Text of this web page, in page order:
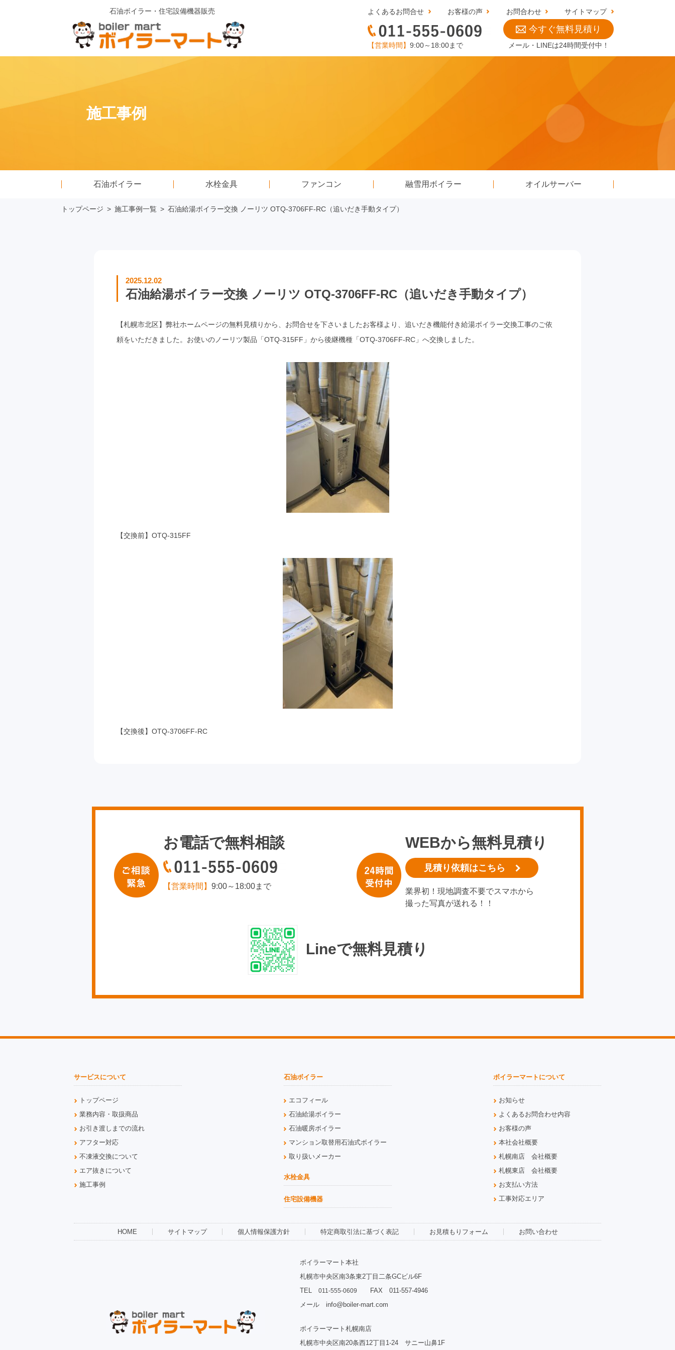
石油ボイラー・住宅設備機器販売 よくあるお問合せ お客様の声 お問合わせ サイトマップ
【営業時間】 9:00～18:00まで
今すぐ無料見積り
メール・LINEは24時間受付中！
施工事例
石油ボイラー 水栓金具 ファンコン 融雪用ボイラー オイルサーバー
トップページ > 施工事例一覧 > 石油給湯ボイラー交換 ノーリツ OTQ-3706FF-RC（追いだき手動タイプ）
2025.12.02
石油給湯ボイラー交換 ノーリツ OTQ-3706FF-RC（追いだき手動タイプ）
【札幌市北区】弊社ホームページの無料見積りから、お問合せを下さいましたお客様より、追いだき機能付き給湯ボイラー交換工事のご依
頼をいただきました。お使いのノーリツ製品「OTQ-315FF」から後継機種「OTQ-3706FF-RC」へ交換しました。
【交換前】OTQ-315FF
【交換後】OTQ-3706FF-RC
お電話で無料相談
【営業時間】 9:00～18:00まで
WEBから無料見積り
見積り依頼はこちら
業界初！現地調査不要でスマホから
撮った写真が送れる！！
Lineで無料見積り
サービスについて
トップページ
業務内容・取扱商品
お引き渡しまでの流れ
アフター対応
不凍液交換について
エア抜きについて
施工事例
石油ボイラー
エコフィール
石油給湯ボイラー
石油暖房ボイラー
マンション取替用石油式ボイラー
取り扱いメーカー
水栓金具
住宅設備機器
ボイラーマートについて
お知らせ
よくあるお問合わせ内容
お客様の声
本社会社概要
札幌南店 会社概要
札幌東店 会社概要
お支払い方法
工事対応エリア
HOME サイトマップ 個人情報保護方針 特定商取引法に基づく表記 お見積もりフォーム お問い合わせ
ボイラーマート本社
札幌市中央区南3条東2丁目二条GCビル6F
TEL 011-555-0609
FAX 011-557-4946
メール info@boiler-mart.com
ボイラーマート札幌南店
札幌市中央区南20条西12丁目1-24 サニー山鼻1F